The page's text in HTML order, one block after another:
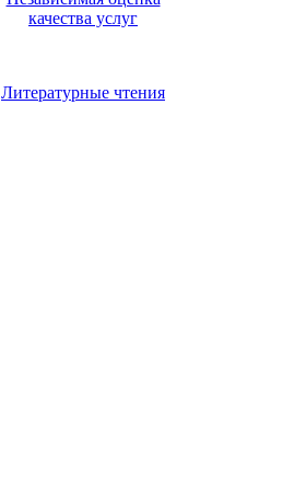
качества услуг
Литературные чтения